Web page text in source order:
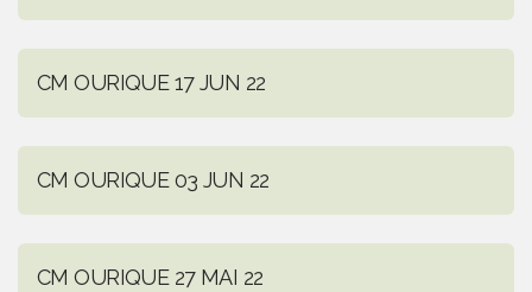
CM OURIQUE 17 JUN 22
CM OURIQUE 03 JUN 22
CM OURIQUE 27 MAI 22